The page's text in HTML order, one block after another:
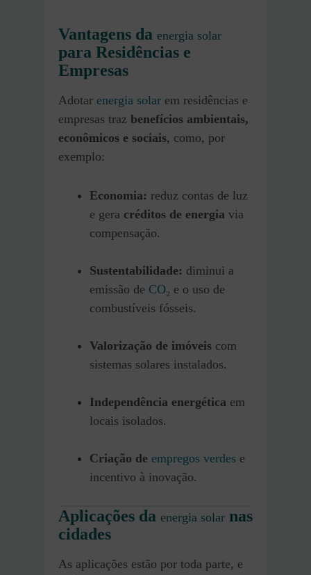
Vantagens da energia solar
para Residências e
Empresas
Adotar energia solar em residências e
empresas traz benefícios ambientais,
econômicos e sociais, como, por
exemplo:
Economia: reduz contas de luz
e gera créditos de energia via
compensação.
Sustentabilidade: diminui a
emissão de CO₂ e o uso de
combustíveis fósseis.
Valorização de imóveis com
sistemas solares instalados.
Independência energética em
locais isolados.
Criação de empregos verdes e
incentivo à inovação.
Aplicações da energia solar nas
cidades
As aplicações estão por toda parte, e